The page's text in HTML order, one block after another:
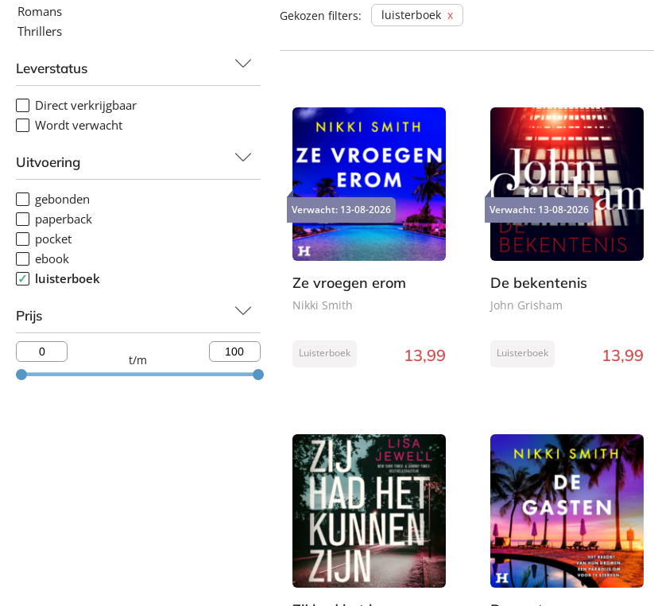
Romans
Thrillers
Leverstatus
Direct verkrijgbaar
Wordt verwacht
Uitvoering
gebonden
paperback
pocket
ebook
luisterboek
Prijs
t/m
Gekozen filters: luisterboek
Verwacht: 13-08-2026
Ze vroegen erom
Nikki Smith
13,99
Luisterboek
Verwacht: 13-08-2026
De bekentenis
John Grisham
13,99
Luisterboek